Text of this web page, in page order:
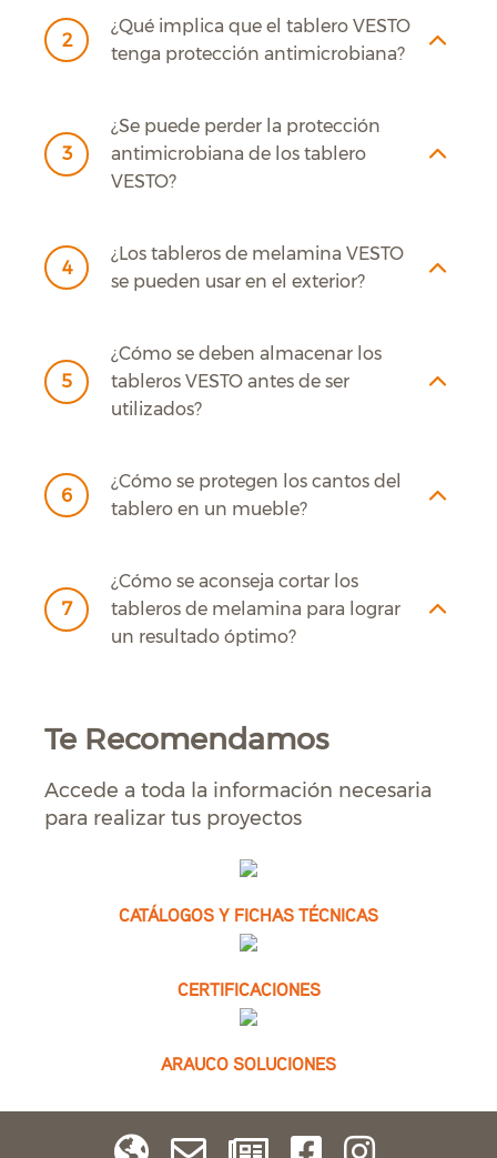
2
¿Qué implica que el tablero VESTO
tenga protección antimicrobiana?
3
¿Se puede perder la protección
antimicrobiana de los tablero
VESTO?
4
¿Los tableros de melamina VESTO
se pueden usar en el exterior?
5
¿Cómo se deben almacenar los
tableros VESTO antes de ser
utilizados?
6
¿Cómo se protegen los cantos del
tablero en un mueble?
7
¿Cómo se aconseja cortar los
tableros de melamina para lograr
un resultado óptimo?
Te Recomendamos
Accede a toda la información necesaria
para realizar tus proyectos
CATÁLOGOS Y FICHAS TÉCNICAS
CERTIFICACIONES
ARAUCO SOLUCIONES